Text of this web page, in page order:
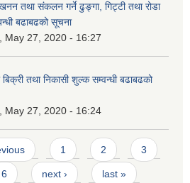
तथा संकलन गर्ने ढुङ्गा, गिट्टी तथा रोडा
बढाबढको सूचना
May 27, 2020 - 16:27
बिक्री तथा निकासी शुल्क सम्वन्धी बढाबढको
May 27, 2020 - 16:24
1 2 3
6 next › last »